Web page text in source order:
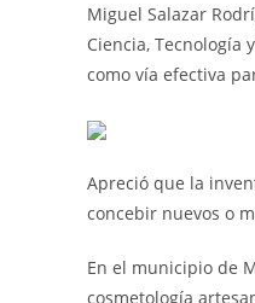
Miguel Salazar
Ciencia, Tecnología
como vía efectiva
Apreció que la
concebir nuevos o
En el municipio de
cosmetología